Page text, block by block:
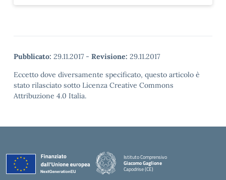
Pubblicato: 29.11.2017 - Revisione: 29.11.2017
Eccetto dove diversamente specificato, questo articolo è
stato rilasciato sotto Licenza Creative Commons
Attribuzione 4.0 Italia.
Istituto Comprensivo
Giacomo Gaglione
Capodrise (CE)
— Visita la pagina iniziale della scuola